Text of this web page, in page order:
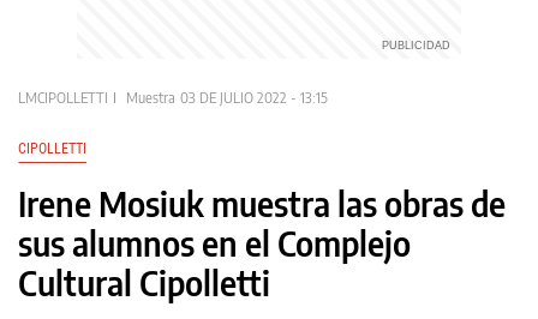
LMCIPOLLETTI Muestra 03 DE JULIO 2022 - 13:15
CIPOLLETTI
Irene Mosiuk muestra las obras de
sus alumnos en el Complejo
Cultural Cipolletti